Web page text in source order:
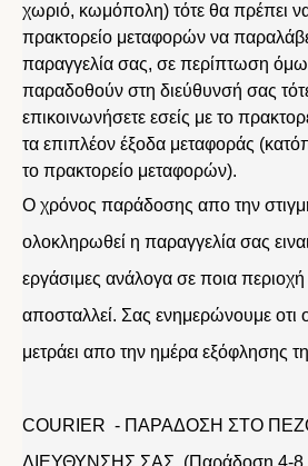
χωριό, κωμόπολη) τότε θα πρέπει να
πρακτορείο μεταφορών να
παραγγελία σας, σε περίπτωση
παραδοθούν στη διεύθυνσή σας
επικοινωνήσετε εσείς με το
τα επιπλέον έξοδα μεταφοράς
το πρακτορείο μεταφορών).
Ο χρόνος παράδοσης απο την
ολοκληρωθεί η παραγγελία σας
εργάσιμες ανάλογα σε ποια περιοχή
αποσταλλεί. Σας ενημερώνουμε
μετράει απο την ημέρα εξόφλησης
COURIER - ΠΑΡΑΔΟΣΗ ΣΤΟ
ΔΙΕΥΘΥΝΣΗΣ ΣΑΣ (Παράδοση 4-8